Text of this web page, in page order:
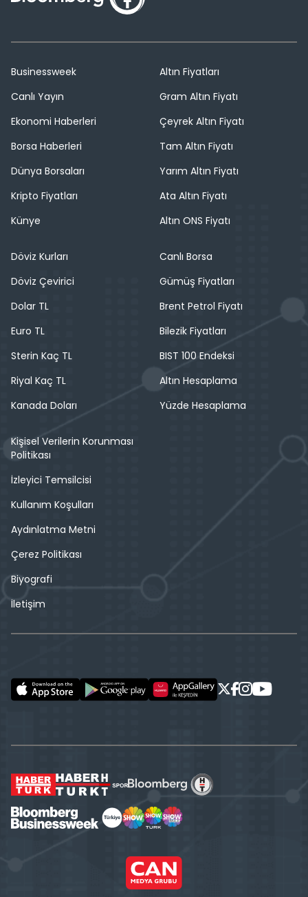
Businessweek
Canlı Yayın
Ekonomi Haberleri
Borsa Haberleri
Dünya Borsaları
Kripto Fiyatları
Künye
Altın Fiyatları
Gram Altın Fiyatı
Çeyrek Altın Fiyatı
Tam Altın Fiyatı
Yarım Altın Fiyatı
Ata Altın Fiyatı
Altın ONS Fiyatı
Döviz Kurları
Döviz Çevirici
Dolar TL
Euro TL
Sterin Kaç TL
Riyal Kaç TL
Kanada Doları
Canlı Borsa
Gümüş Fiyatları
Brent Petrol Fiyatı
Bilezik Fiyatları
BIST 100 Endeksi
Altın Hesaplama
Yüzde Hesaplama
Kişisel Verilerin Korunması
Politikası
İzleyici Temsilcisi
Kullanım Koşulları
Aydınlatma Metni
Çerez Politikası
Biyografi
İletişim